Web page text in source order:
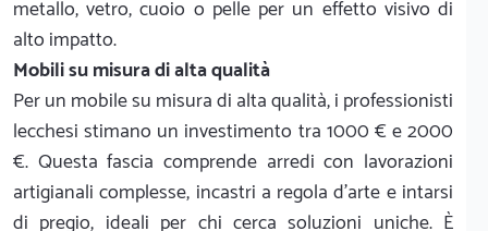
metallo, vetro, cuoio o pelle per un effetto visivo di
alto impatto.
Mobili su misura di alta qualità
Per un mobile su misura di alta qualità, i professionisti
lecchesi stimano un investimento tra 1000 € e 2000
€. Questa fascia comprende arredi con lavorazioni
artigianali complesse, incastri a regola d'arte e intarsi
di pregio, ideali per chi cerca soluzioni uniche. È